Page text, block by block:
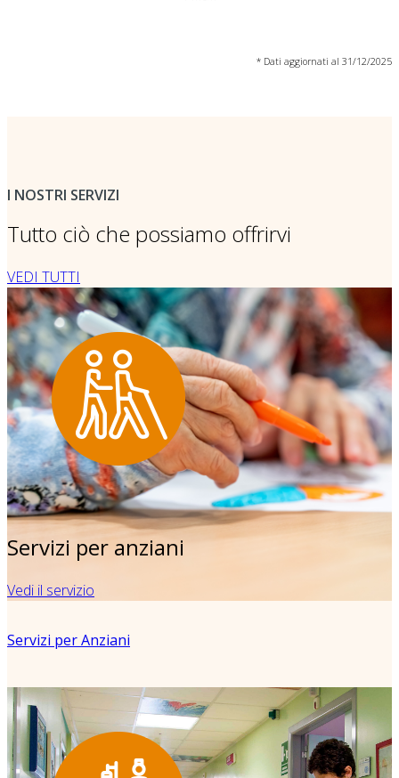
* Dati aggiornati al 31/12/2025
I NOSTRI SERVIZI
Tutto ciò che possiamo offrirvi
VEDI TUTTI
Servizi per anziani
Vedi il servizio
Servizi per Anziani